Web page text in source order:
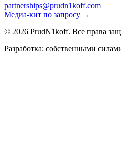
partnerships@prudn1koff.com
Медиа-кит по запросу →
© 2026 PrudN1koff. Все права
Разработка: собственными